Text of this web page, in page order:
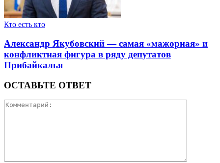
Кто есть кто
Александр Якубовский — самая «мажорная» и
конфликтная фигура в ряду депутатов
Прибайкалья
ОСТАВЬТЕ ОТВЕТ